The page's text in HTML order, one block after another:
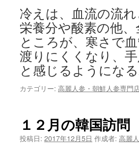
ス
キ
ッ
冷えは、血流の流
栄養分や酸素の他
ところが、寒さで
渡りにくくなり、
と感じるようにな
カテゴリー: 高麗人参・朝鮮人参専門
１２月の韓国訪問
投稿日: 2017年12月5日 作成者: 高麗